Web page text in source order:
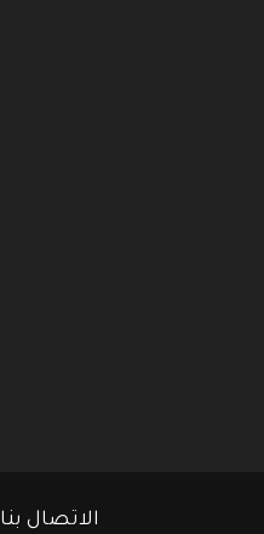
الاتصال بنا